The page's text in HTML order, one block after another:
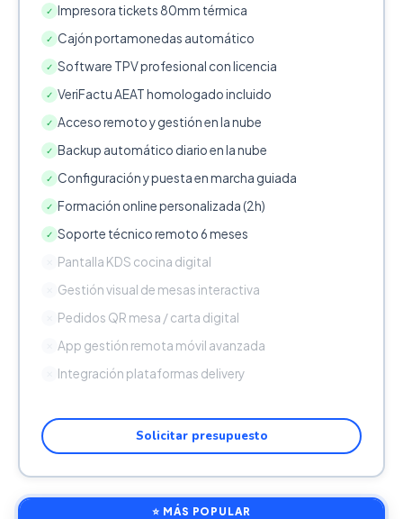
✓ Impresora tickets 80mm térmica
✓ Cajón portamonedas automático
✓ Software TPV profesional con licencia
✓ VeriFactu AEAT homologado incluido
✓ Acceso remoto y gestión en la nube
✓ Backup automático diario en la nube
✓ Configuración y puesta en marcha guiada
✓ Formación online personalizada (2h)
✓ Soporte técnico remoto 6 meses
Pantalla KDS cocina digital
Gestión visual de mesas interactiva
Pedidos QR mesa / carta digital
App gestión remota móvil avanzada
Integración plataformas delivery
Solicitar presupuesto
⭐ MÁS POPULAR